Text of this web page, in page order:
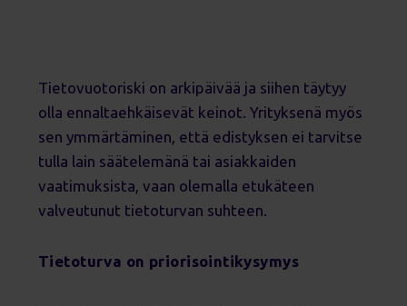
Tietovuotoriski on arkipäivää ja siihen täytyy
olla ennaltaehkäisevät keinot. Yrityksenä myös
sen ymmärtäminen, että edistyksen ei tarvitse
tulla lain säätelemänä tai asiakkaiden
vaatimuksista, vaan olemalla etukäteen
valveutunut tietoturvan suhteen.
Tietoturva on priorisointikysymys